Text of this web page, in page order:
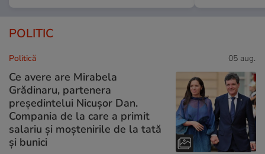
POLITIC
Politică 05 aug.
Ce avere are Mirabela
Grădinaru, partenera
președintelui Nicușor Dan.
Compania de la care a primit
salariu și moștenirile de la tată
și bunici